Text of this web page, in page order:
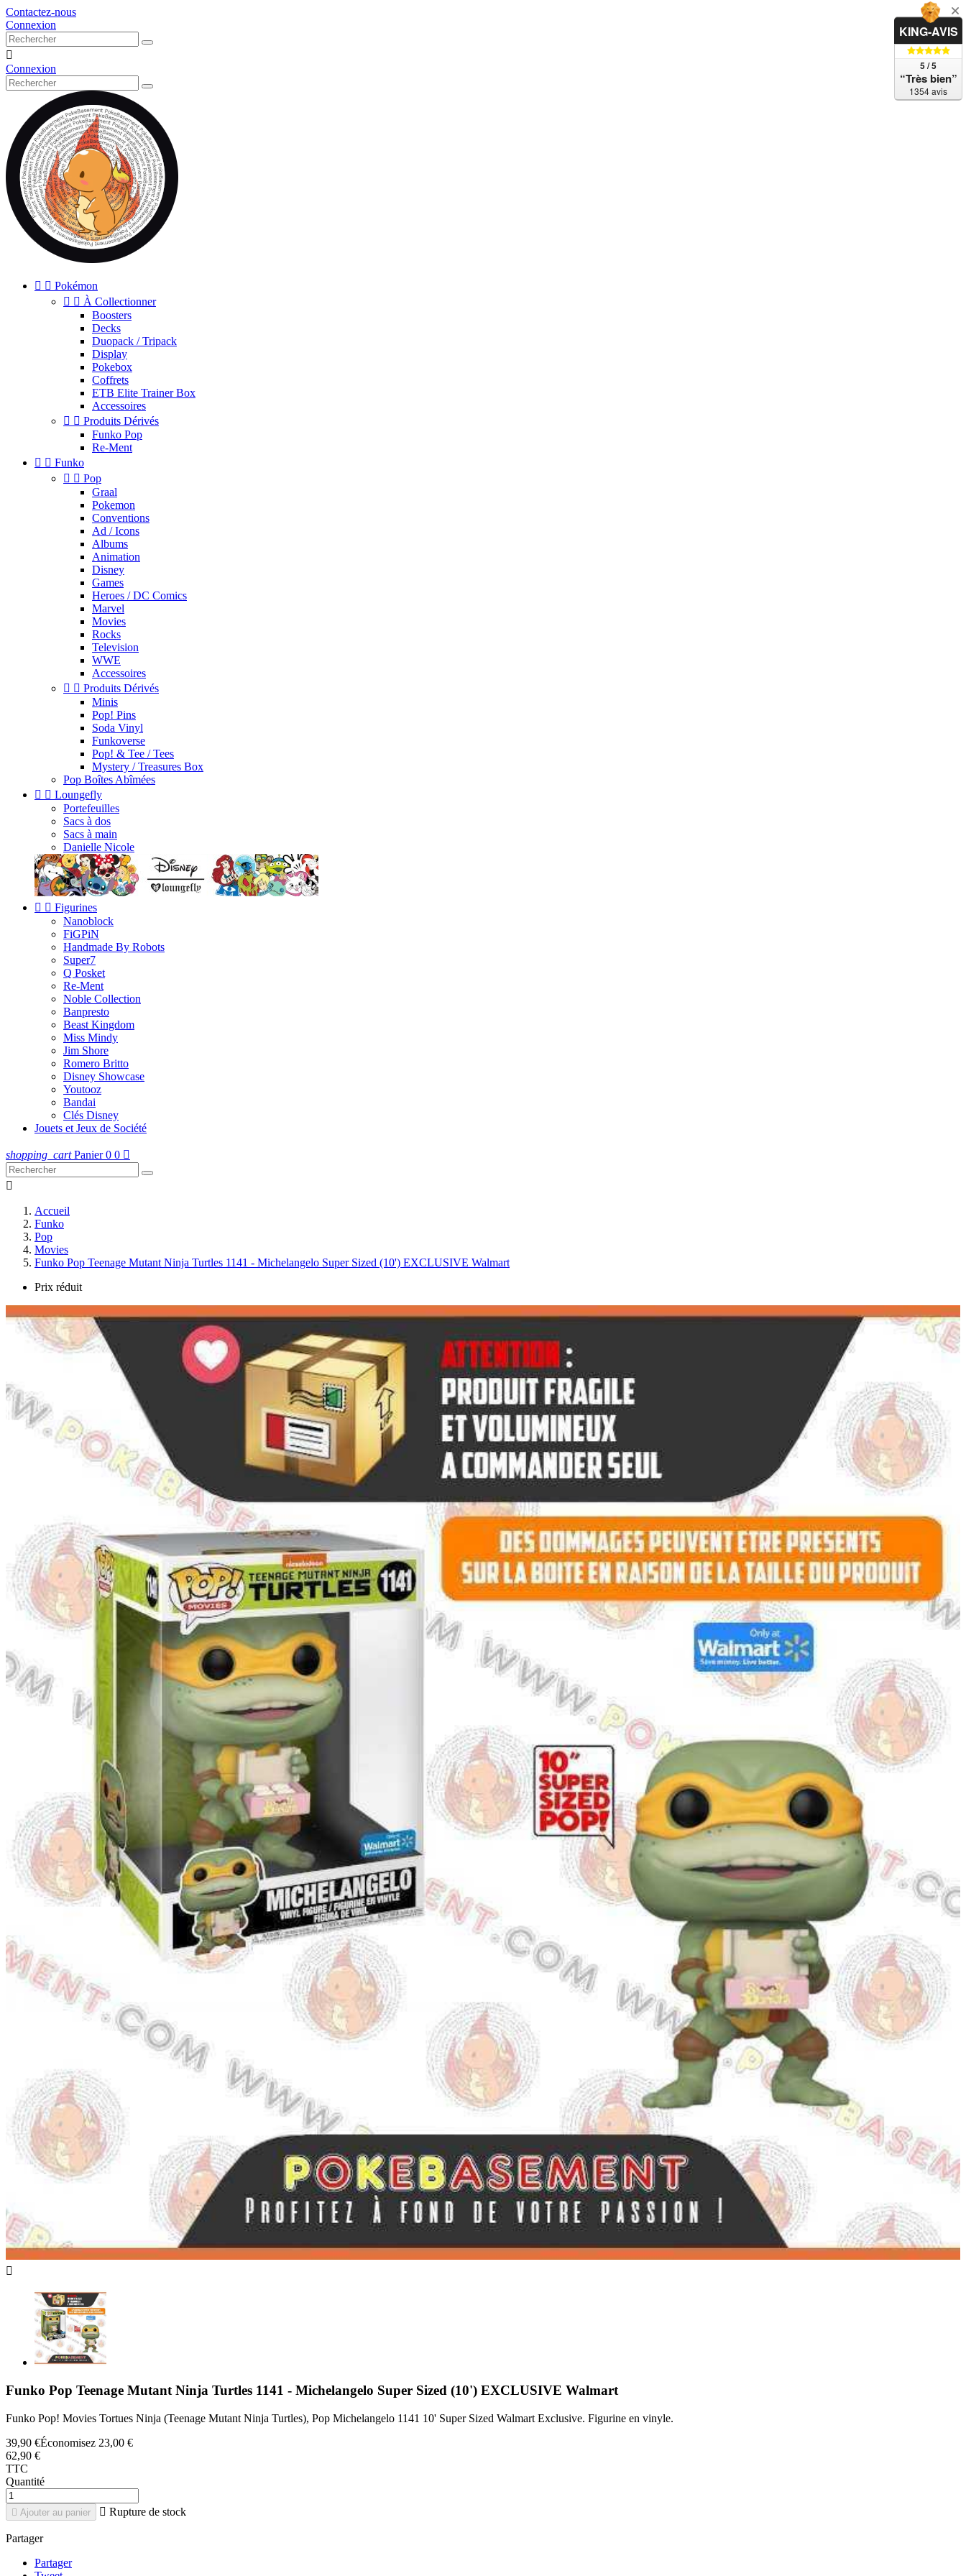
Contactez-nous
Connexion

Connexion
  Pokémon
  À Collectionner
Boosters
Decks
Duopack / Tripack
Display
Pokebox
Coffrets
ETB Elite Trainer Box
Accessoires
  Produits Dérivés
Funko Pop
Re-Ment
  Funko
  Pop
Graal
Pokemon
Conventions
Ad / Icons
Albums
Animation
Disney
Games
Heroes / DC Comics
Marvel
Movies
Rocks
Television
WWE
Accessoires
  Produits Dérivés
Minis
Pop! Pins
Soda Vinyl
Funkoverse
Pop! & Tee / Tees
Mystery / Treasures Box
Pop Boîtes Abîmées
  Loungefly
Portefeuilles
Sacs à dos
Sacs à main
Danielle Nicole
  Figurines
Nanoblock
FiGPiN
Handmade By Robots
Super7
Q Posket
Re-Ment
Noble Collection
Banpresto
Beast Kingdom
Miss Mindy
Jim Shore
Romero Britto
Disney Showcase
Youtooz
Bandai
Clés Disney
Jouets et Jeux de Société
shopping_cart Panier 0 0 

Accueil
Funko
Pop
Movies
Funko Pop Teenage Mutant Ninja Turtles 1141 - Michelangelo Super Sized (10') EXCLUSIVE Walmart
Prix réduit

Funko Pop Teenage Mutant Ninja Turtles 1141 - Michelangelo Super Sized (10') EXCLUSIVE Walmart
Funko Pop! Movies Tortues Ninja (Teenage Mutant Ninja Turtles), Pop Michelangelo 1141 10' Super Sized Walmart Exclusive. Figurine en vinyle.
39,90 €Économisez 23,00 €
62,90 €
TTC
Quantité
 Ajouter au panier  Rupture de stock
Partager
Partager
KING-AVIS
5 / 5
“Très bien”
1354 avis